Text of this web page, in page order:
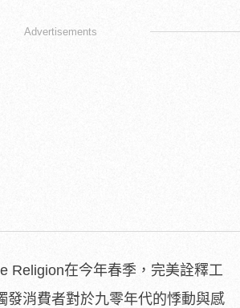
Advertisements
Religion在今年春季，完美詮釋工
發消費者對於九零年代的悸動與感